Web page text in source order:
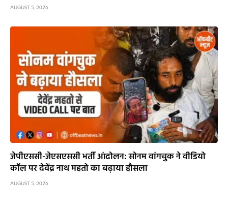
AUGUST 5, 2026
जेपीएससी-जेएसएससी भर्ती आंदोलन: सोनम वांगचुक ने वीडियो
कॉल पर देवेंद्र नाथ महतो का बढ़ाया हौसला
AUGUST 5, 2026